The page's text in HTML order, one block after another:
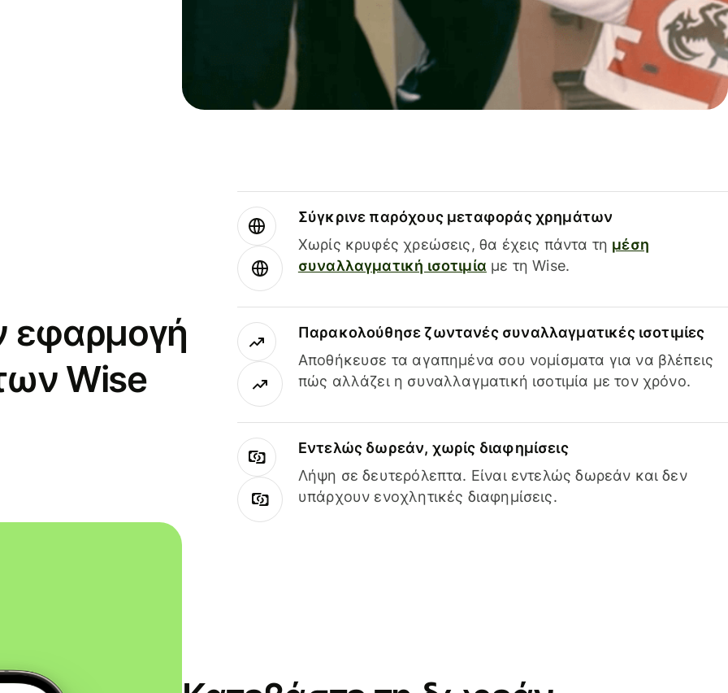
εφαρμογή
Wise
Σύγκρινε παρόχους μεταφοράς χρημάτων
Χωρίς κρυφές χρεώσεις, θα έχεις πάντα τη μέση
συναλλαγματική ισοτιμία με τη Wise.
Παρακολούθησε ζωντανές συναλλαγματικές ισοτιμίες
Αποθήκευσε τα αγαπημένα σου νομίσματα για να βλέπεις
πώς αλλάζει η συναλλαγματική ισοτιμία με τον χρόνο.
Εντελώς δωρεάν, χωρίς διαφημίσεις
Λήψη σε δευτερόλεπτα. Είναι εντελώς δωρεάν και δεν
υπάρχουν ενοχλητικές διαφημίσεις.